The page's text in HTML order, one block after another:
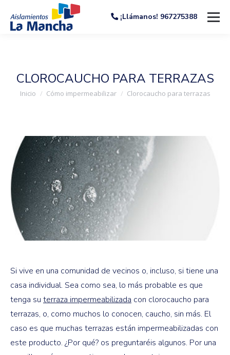
¡Llámanos! 967275388
CLOROCAUCHO PARA TERRAZAS
Estás aquí:
Inicio Cómo impermeabilizar Clorocaucho para terrazas
Si vive en una comunidad de vecinos o, incluso, si tiene una
casa individual. Sea como sea, lo más probable es que
tenga su terraza impermeabilizada con clorocaucho para
terrazas, o, como muchos lo conocen, caucho, sin más. El
caso es que muchas terrazas están impermeabilizadas con
este producto. ¿Por qué? os preguntaréis algunos. Por una